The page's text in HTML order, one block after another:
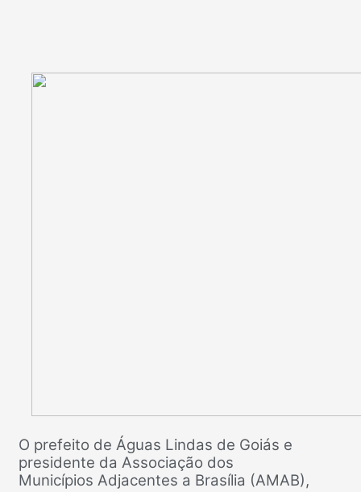
O prefeito de Águas Lindas de Goiás e
presidente da Associação dos
Municípios Adjacentes a Brasília (AMAB),